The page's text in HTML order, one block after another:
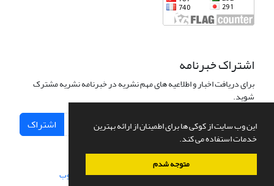
این وب سایت از کوکی ها برای اطمینان از ارائه بهترین
خدمات استفاده می کند.
متوجه شدم
اشتراک خبرنامه
برای دریافت اخبار و اطلاعیه های مهم نشریه در خبرنامه نشریه مشترک
شوید.
اشتراک
سامانه مدیریت نشریات علمی.طراحی و پیاده سازی از سیناوب